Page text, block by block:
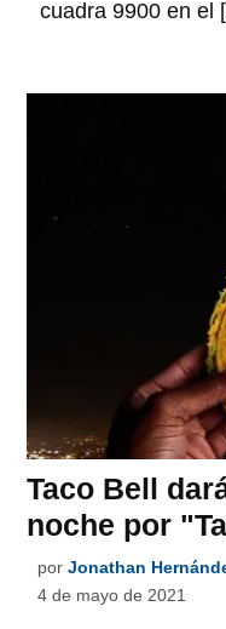
cuadra 9900 en el
Taco Bell
noche por
por Jonathan
4 de mayo de 2021